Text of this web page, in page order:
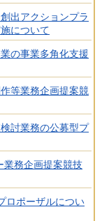
出アクションプラ
について
の事業多角化支援
等業務企画提案競
討業務の公募型プ
業務企画提案競技
ロポーザルについ